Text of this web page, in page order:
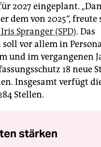
2027 eingeplant.
dem von 2025“, freute
Spranger (SPD). Das
soll vor allem in
und im vergangenen
18 neue
Insgesamt verfügt
Stellen.
stärken